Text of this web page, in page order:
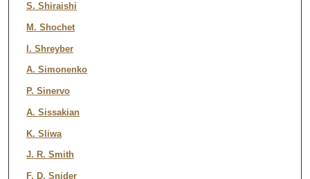
S. Shiraishi
M. Shochet
I. Shreyber
A. Simonenko
P. Sinervo
A. Sissakian
K. Sliwa
J. R. Smith
F. D. Snider